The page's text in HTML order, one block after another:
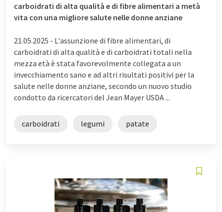
carboidrati di alta qualità e di fibre alimentari a metà
vita con una migliore salute nelle donne anziane
21.05.2025 - L'assunzione di fibre alimentari, di
carboidrati di alta qualità e di carboidrati totali nella
mezza età è stata favorevolmente collegata a un
invecchiamento sano e ad altri risultati positivi per la
salute nelle donne anziane, secondo un nuovo studio
condotto da ricercatori del Jean Mayer USDA ...
carboidrati legumi patate